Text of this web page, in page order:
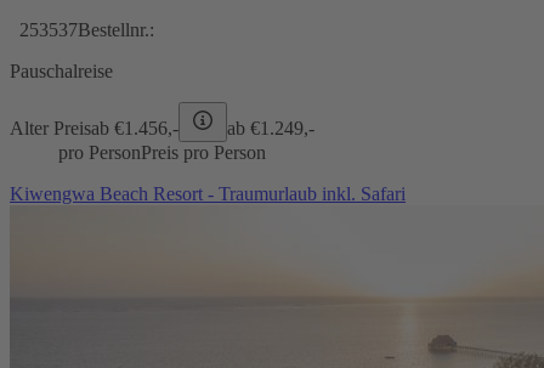
253537Bestellnr.:
Pauschalreise
Alter Preisab €1.456,- ab €1.249,-
pro PersonPreis pro Person
Kiwengwa Beach Resort - Traumurlaub inkl. Safari